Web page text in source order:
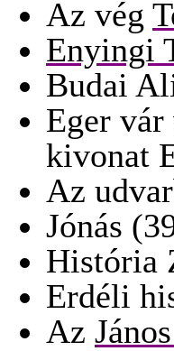
Az vég
Enyingi
Budai
Eger
kivonat
Az
Jónás
História
Erdéli
Az